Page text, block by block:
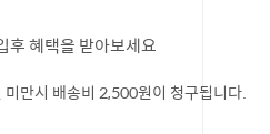
혜택을 받아보세요
만시 배송비 2,500원이 청구됩니다.